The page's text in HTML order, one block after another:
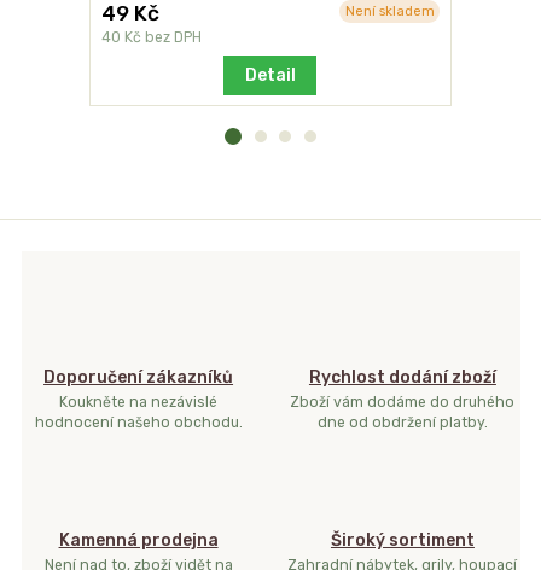
49 Kč
40 Kč bez DPH
Není skladem
Detail
Doporučení zákazníků
Koukněte na nezávislé
hodnocení našeho obchodu.
Rychlost dodání zboží
Zboží vám dodáme do druhého
dne od obdržení platby.
Kamenná prodejna
Není nad to, zboží vidět na
Široký sortiment
Zahradní nábytek, grily, houpací